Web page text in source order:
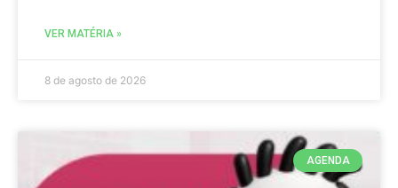
VER MATÉRIA »
8 de agosto de 2026
AGENDA